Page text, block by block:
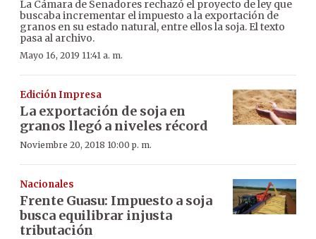
La Cámara de Senadores rechazó el proyecto de ley que
buscaba incrementar el impuesto a la exportación de
granos en su estado natural, entre ellos la soja. El texto
pasa al archivo.
Mayo 16, 2019 11:41 a. m.
Edición Impresa
La exportación de soja en
granos llegó a niveles récord
Noviembre 20, 2018 10:00 p. m.
Nacionales
Frente Guasu: Impuesto a soja
busca equilibrar injusta
tributación